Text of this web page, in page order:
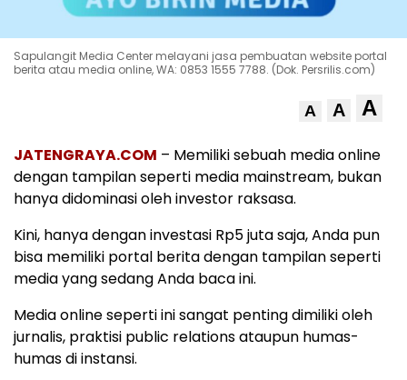
Sapulangit Media Center melayani jasa pembuatan website portal
berita atau media online, WA: 0853 1555 7788. (Dok. Persrilis.com)
A A A
JATENGRAYA.COM – Memiliki sebuah media online
dengan tampilan seperti media mainstream, bukan
hanya didominasi oleh investor raksasa.
Kini, hanya dengan investasi Rp5 juta saja, Anda pun
bisa memiliki portal berita dengan tampilan seperti
media yang sedang Anda baca ini.
Media online seperti ini sangat penting dimiliki oleh
jurnalis, praktisi public relations ataupun humas-
humas di instansi.